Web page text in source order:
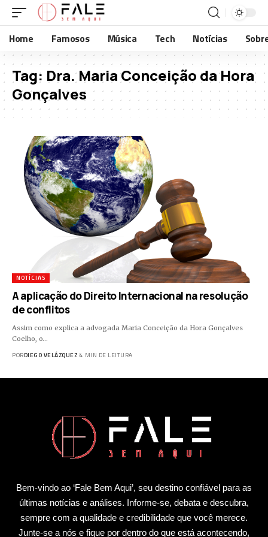
Home Famosos Música Tech Notícias
Tag: Dra. Maria Conceição da Hora
Gonçalves
NOTÍCIAS
A aplicação do Direito Internacional na resolução
de conflitos
Assim como explica a advogada Maria Conceição da Hora Gonçalves
Coelho, o…
PORDIEGO VELÁZQUEZ 4 MIN DE LEITURA
Bem-vindo ao ‘Fale Bem Aqui’, seu destino confiável para as
últimas notícias e análises. Informe-se, debata e descubra,
sempre com a qualidade e credibilidade que você merece.
Junte-se a nós e fique por dentro do que está acontecendo,